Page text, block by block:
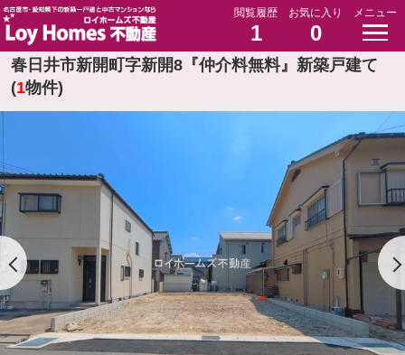
閲覧履歴
1
お気に入り
0
メニュー
春日井市新開町字新開8『仲介料無料』新築戸建て
(1物件)